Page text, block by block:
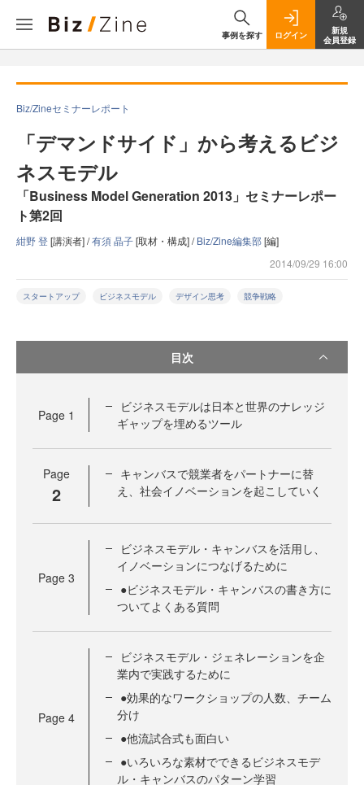
事例を探す ログイン
新規
会員登録
Biz/Zineセミナーレポート
「デマンドサイド」から考えるビジ
ネスモデル
「Business Model Generation 2013」セミナーレポー
ト第2回
紺野 登[講演者] /有須 晶子[取材・構成] /Biz/Zine編集部[編]
2014/09/29 16:00
スタートアップ ビジネスモデル デザイン思考 競争戦略
目次
Page 1
ビジネスモデルは日本と世界のナレッジ
ギャップを埋めるツール
Page
2
キャンバスで競業者をパートナーに替
え、社会イノベーションを起こしていく
Page 3
ビジネスモデル・キャンバスを活用し、
イノベーションにつなげるために
●ビジネスモデル・キャンバスの書き方に
ついてよくある質問
Page 4
ビジネスモデル・ジェネレーションを企
業内で実践するために
●効果的なワークショップの人数、チーム
分け
●他流試合式も面白い
●いろいろな素材でできるビジネスモデ
ル・キャンバスのパターン学習